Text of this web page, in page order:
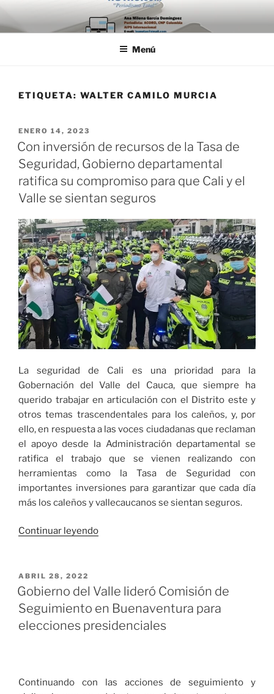
Saltar
al
contenido
Menú
ETIQUETA: WALTER CAMILO MURCIA
PUBLICADO
EL
ENERO 14, 2023
Con inversión de recursos de la Tasa de
Seguridad, Gobierno departamental
ratifica su compromiso para que Cali y el
Valle se sientan seguros
La seguridad de Cali es una prioridad para la
Gobernación del Valle del Cauca, que siempre ha
querido trabajar en articulación con el Distrito este y
otros temas trascendentales para los caleños, y, por
ello, en respuesta a las voces ciudadanas que reclaman
el apoyo desde la Administración departamental se
ratifica el trabajo que se vienen realizando con
herramientas como la Tasa de Seguridad con
importantes inversiones para garantizar que cada día
más los caleños y vallecaucanos se sientan seguros.
Continuar leyendo«Con
de
la
Tasa
de
departamental
ratifica
PUBLICADO
EL
ABRIL 28, 2022
Gobierno del Valle lideró Comisión de
Seguimiento en Buenaventura para
elecciones presidenciales
Continuando con las acciones de seguimiento y